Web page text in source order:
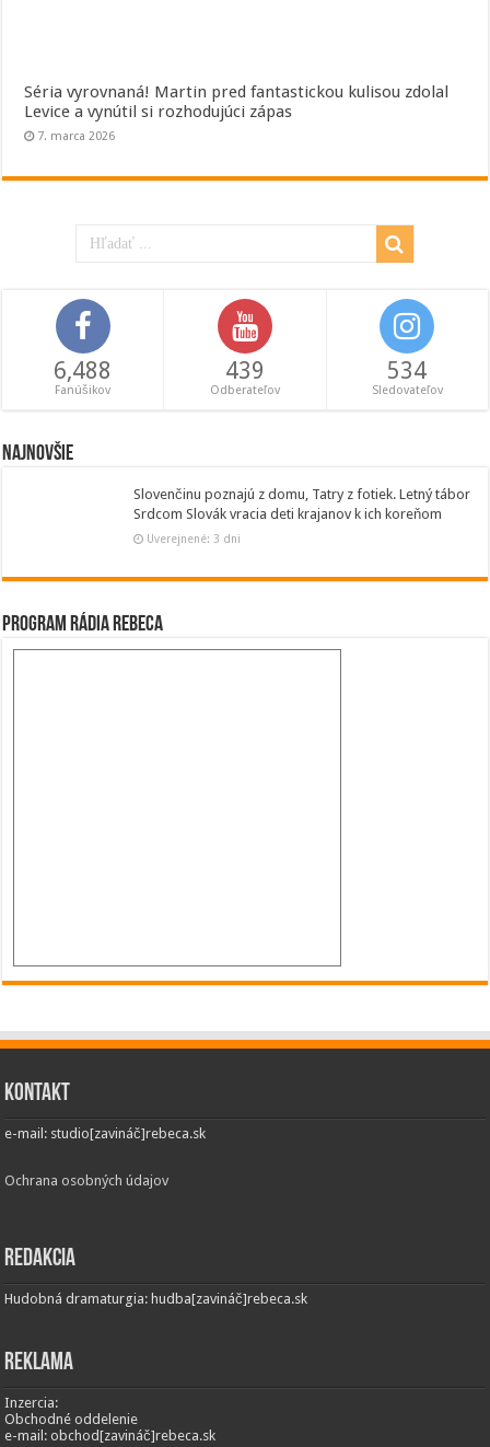
Séria vyrovnaná! Martin pred fantastickou kulisou zdolal
Levice a vynútil si rozhodujúci zápas
7. marca 2026
6,488
Fanúšikov
439
Odberateľov
534
Sledovateľov
Najnovšie
Slovenčinu poznajú z domu, Tatry z fotiek. Letný tábor
Srdcom Slovák vracia deti krajanov k ich koreňom
Uverejnené: 3 dni
Program Rádia Rebeca
Kontakt
e-mail: studio[zavináč]rebeca.sk
Ochrana osobných údajov
Redakcia
Hudobná dramaturgia: hudba[zavináč]rebeca.sk
Reklama
Inzercia:
Obchodné oddelenie
e-mail: obchod[zavináč]rebeca.sk